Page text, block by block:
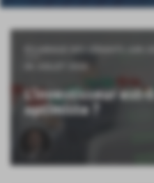
L'investisseur est-
optimiste ?